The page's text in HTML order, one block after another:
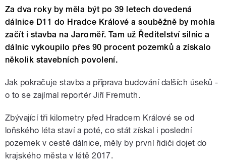
Za dva roky by měla být po 39 letech dovedená
dálnice D11 do Hradce Králové a souběžně by mohla
začít i stavba na Jaroměř. Tam už Ředitelství silnic a
dálnic vykoupilo přes 90 procent pozemků a získalo
několik stavebních povolení.
Jak pokračuje stavba a příprava budování dalších úseků -
o to se zajímal reportér Jiří Fremuth.
Zbývající tři kilometry před Hradcem Králové se od
loňského léta staví a poté, co stát získal i poslední
pozemek v cestě dálnice, měly by první řidiči dojet do
krajského města v létě 2017.